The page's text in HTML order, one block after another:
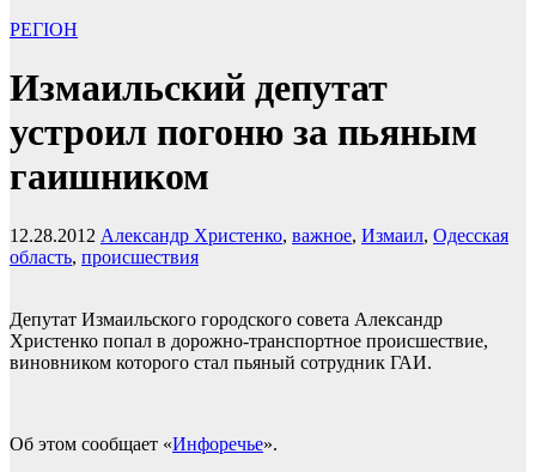
РЕГІОН
Измаильский депутат
устроил погоню за пьяным
гаишником
12.28.2012 Александр Христенко, важное, Измаил, Одесская
область, происшествия
Депутат Измаильского городского совета Александр
Христенко попал в дорожно-транспортное происшествие,
виновником которого стал пьяный сотрудник ГАИ.
Об этом сообщает «Инфоречье».